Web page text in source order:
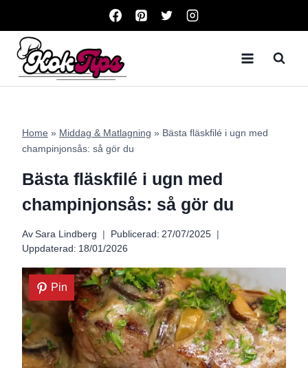
content
Home » Middag & Matlagning » Bästa fläskfilé i ugn med
champinjonsås: så gör du
Bästa fläskfilé i ugn med
champinjonsås: så gör du
Av Sara Lindberg Publicerad: 27/07/2025
Uppdaterad: 18/01/2026
Pin